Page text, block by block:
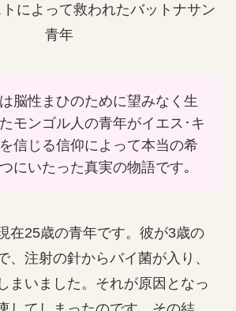
によって救われたバットナサン
青年
脳性まひのために望みなく生
モンゴル人の青年がイエス･キ
信じる信仰によって本当の希
にいたった真実の物語です｡
在25歳の青年です。彼が3歳の
、注射の針からバイ菌が入り、
まいました。それが原因となっ